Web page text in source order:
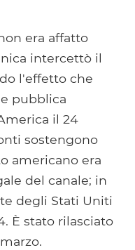
era affatto
intercettò il
l'effetto che
pubblica
il 24
sostengono
americano era
del canale; in
degli Stati Uniti
È stato rilasciato